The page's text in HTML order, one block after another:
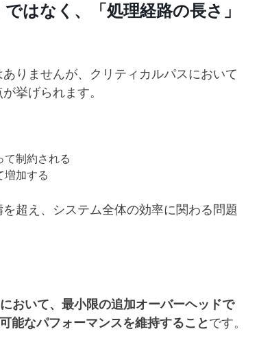
はなく、「処理経路の長さ」
りませんが、クリティカルパスにおいて
挙げられます。
て制約される
増加する
超え、システム全体の効率に関わる問題
おいて、最小限の追加オーバーヘッドで
能なパフォーマンスを維持することです。